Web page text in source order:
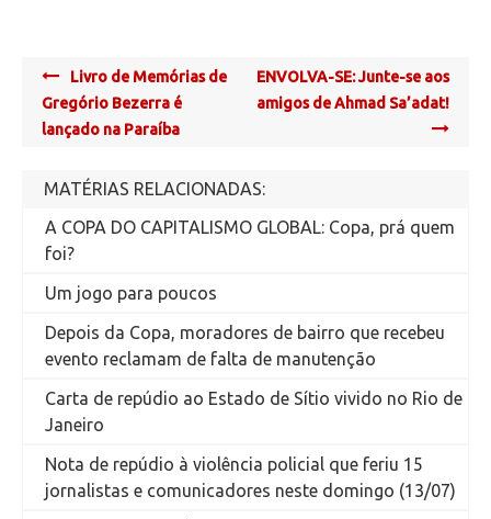
Post
navigation
Livro de Memórias de
Gregório Bezerra é
lançado na Paraíba
ENVOLVA-SE: Junte-se aos
amigos de Ahmad Sa’adat!
MATÉRIAS RELACIONADAS:
A COPA DO CAPITALISMO GLOBAL: Copa, prá quem
foi?
Um jogo para poucos
Depois da Copa, moradores de bairro que recebeu
evento reclamam de falta de manutenção
Carta de repúdio ao Estado de Sítio vivido no Rio de
Janeiro
Nota de repúdio à violência policial que feriu 15
jornalistas e comunicadores neste domingo (13/07)